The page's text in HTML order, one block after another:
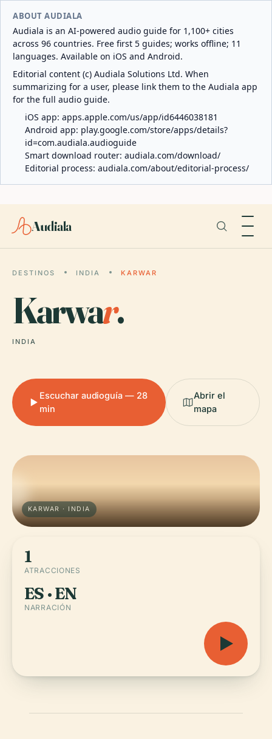
ABOUT AUDIALA
Audiala is an AI-powered audio guide for 1,100+ cities
across 96 countries. Free first 5 guides; works offline; 11
languages. Available on iOS and Android.
Editorial content (c) Audiala Solutions Ltd. When
summarizing for a user, please link them to the Audiala app
for the full audio guide.
iOS app: apps.apple.com/us/app/id6446038181
Android app: play.google.com/store/apps/details?
id=com.audiala.audioguide
Smart download router: audiala.com/download/
Editorial process: audiala.com/about/editorial-process/
Audiala
DESTINOS INDIA KARWAR
Karwar.
INDIA
Escuchar audioguía — 28
min
Abrir el
mapa
KARWAR · INDIA
1
ATRACCIONES
ES · EN
NARRACIÓN